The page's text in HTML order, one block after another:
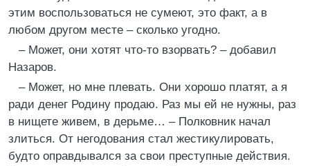
этим воспользоваться не сумеют, это факт, а в
любом другом месте – сколько угодно.
– Может, они хотят что-то взорвать? – добавил
Назаров.
– Может, но мне плевать. Они хорошо платят, а я
ради денег Родину продаю. Раз мы ей не нужны, раз
в нищете живем, в дерьме… – Полковник начал
злиться. От негодования стал жестикулировать,
будто оправдывался за свои преступные действия.